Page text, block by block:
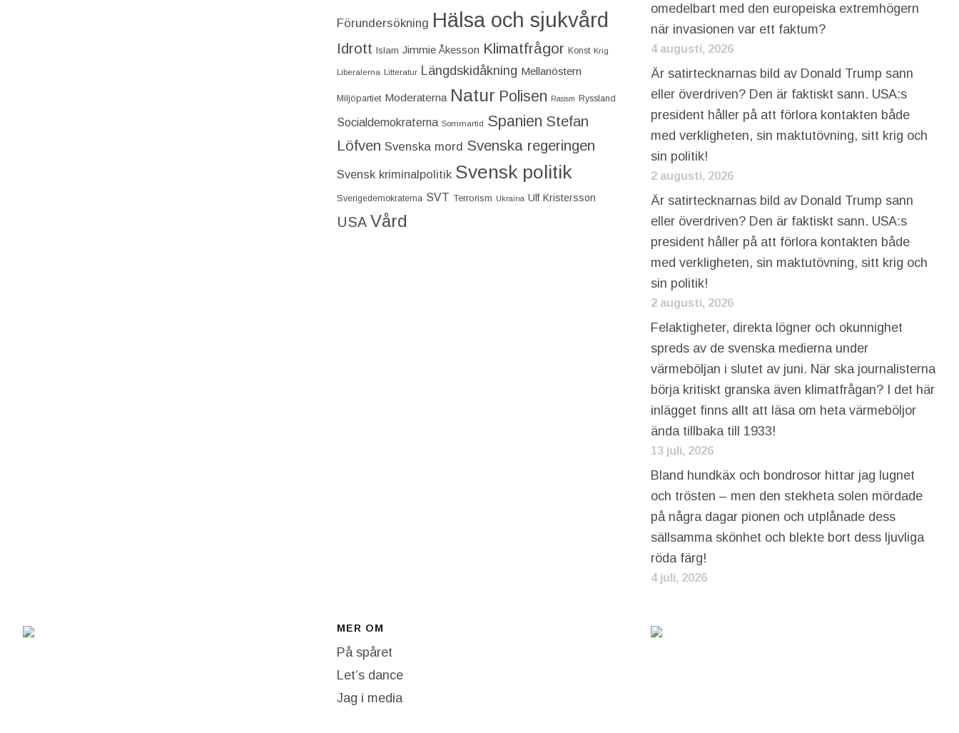
Förundersökning Hälsa och sjukvård
Idrott Islam Jimmie Åkesson Klimatfrågor Konst Krig
Liberalerna Litteratur Längdskidåkning Mellanöstern
Miljöpartiet Moderaterna Natur Polisen Rasism Ryssland
Socialdemokraterna Sommartid Spanien Stefan
Löfven Svenska mord Svenska regeringen
Svensk kriminalpolitik Svensk politik
Sverigedemokraterna SVT Terrorism Ukraina Ulf Kristersson
USA Vård
omedelbart med den europeiska extremhögern
när invasionen var ett faktum?
4 augusti, 2026
Är satirtecknarnas bild av Donald Trump sann
eller överdriven? Den är faktiskt sann. USA:s
president håller på att förlora kontakten både
med verkligheten, sin maktutövning, sitt krig och
sin politik!
2 augusti, 2026
Är satirtecknarnas bild av Donald Trump sann
eller överdriven? Den är faktiskt sann. USA:s
president håller på att förlora kontakten både
med verkligheten, sin maktutövning, sitt krig och
sin politik!
2 augusti, 2026
Felaktigheter, direkta lögner och okunnighet
spreds av de svenska medierna under
värmeböljan i slutet av juni. När ska journalisterna
börja kritiskt granska även klimatfrågan? I det här
inlägget finns allt att läsa om heta värmeböljor
ända tillbaka till 1933!
13 juli, 2026
Bland hundkäx och bondrosor hittar jag lugnet
och trösten – men den stekheta solen mördade
på några dagar pionen och utplånade dess
sällsamma skönhet och blekte bort dess ljuvliga
röda färg!
4 juli, 2026
MER OM
På spåret
Let’s dance
Jag i media